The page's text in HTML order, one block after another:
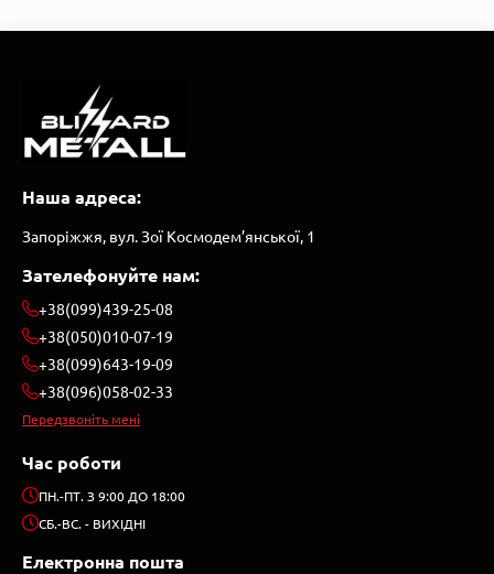
Наша адреса:
Запоріжжя, вул. Зої Космодем’янської, 1
Зателефонуйте нам:
+38(099)439-25-08
+38(050)010-07-19
+38(099)643-19-09
+38(096)058-02-33
Передзвоніть мені
Час роботи
ПН.-ПТ. З 9:00 ДО 18:00
СБ.-ВС. - ВИХІДНІ
Електронна пошта